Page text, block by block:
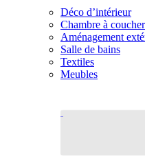
Déco d’intérieur
Chambre à coucher
Aménagement
Salle de bains
Textiles
Meubles